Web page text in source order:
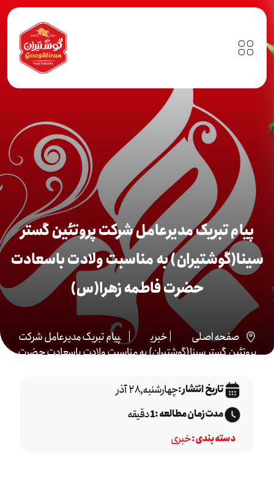
پیام تبریک مدیرعامل شرکت پروتئین گستر
سینا(گوشتیران) به مناسبت ولادت باسعادت
حضرت فاطمه زهرا(س)
صفحه اصلی خبری
پیام تبریک مدیرعامل شرکت
پروتئین گستر سینا(گوشتیران) به مناسبت ولادت باسعادت حضرت
تاریخ انتشار :چهارشنبه,۲۸ آذر
مدت زمان مطالعه :1دقیقه
دسته بندی :خبری